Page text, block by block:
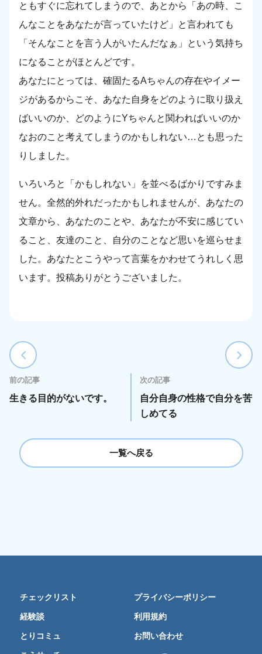
ともすぐに忘れてしまうので、あとから「あの時、こ
んなことをあなたが言っていたけど」と言われても
「そんなことを言う人がいたんだなぁ」という気持ち
になることがほとんどです。
あなたにとっては、確固たるAちゃんの存在やイメー
ジがあるからこそ、あなた自身をどのように取り扱え
ばいいのか、どのようにYちゃんと関わればいいのか
なおのこと考えてしまうのかもしれない…とも思った
りしました。
いろいろと「かもしれない」を並べるばかりですみま
せん。全然的外れだったかもしれませんが、あなたの
文章から、あなたのことや、あなたが不安に感じてい
ること、友達のこと、自分のことなど思いを巡らせま
した。あなたとこうやって言葉をかわせてうれしく思
います。投稿ありがとうございました。
前の記事
生きる目的がないです。
次の記事
自分自身の性格で自分を苦
しめてる
一覧へ戻る
チェックリスト
経験談
とりコミュ
プライバシーポリシー
利用規約
お問い合わせ